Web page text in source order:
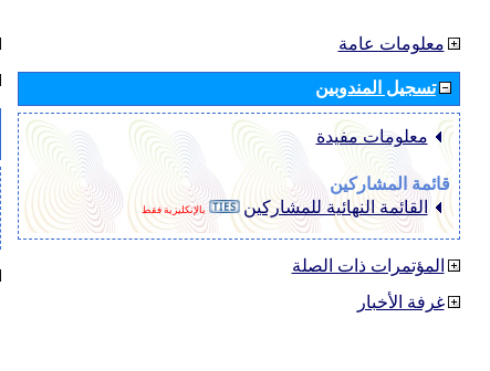
معلومات عامة
تسجيل المندوبين
معلومات مفيدة
قائمة المشاركين
القائمة النهائية للمشاركين
بالإنكليزية فقط
المؤتمرات ذات الصلة
غرفة الأخبار